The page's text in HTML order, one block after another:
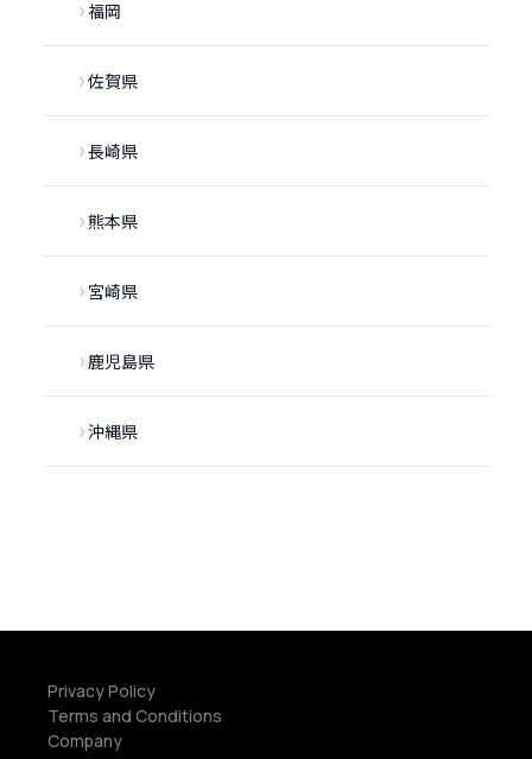
福岡
佐賀県
長崎県
熊本県
宮崎県
鹿児島県
沖縄県
Privacy Policy
Terms and Conditions
Company